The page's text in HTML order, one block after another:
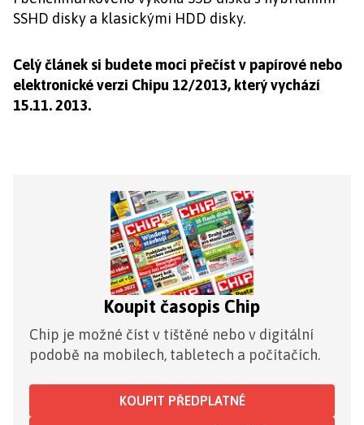
SSHD disky a klasickými HDD disky.
Celý článek si budete moci přečíst v papírové nebo
elektronické verzi Chipu 12/2013, který vychází
15.11. 2013.
Koupit časopis Chip
Chip je možné číst v tištěné nebo v digitální
podobě na mobilech, tabletech a počítačích.
KOUPIT PŘEDPLATNÉ